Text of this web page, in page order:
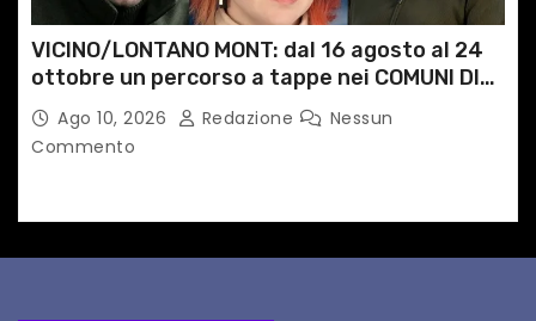
VICINO/LONTANO MONT: dal 16 agosto al 24
ottobre un percorso a tappe nei COMUNI DI
MONTAGNA DEL FVG
Ago 10, 2026 Redazione
Nessun
Commento